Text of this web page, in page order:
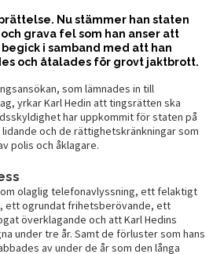
Nu stämmer han staten
grava fel som han anser att
i samband med att han
och åtalades för grovt jaktbrott.
som lämnades in till
yrkar Karl Hedin att tingsrätten ska
har uppkommit för staten på
och de rättighetskränkningar som
polis och åklagare.
om olaglig telefonavlyssning, ett felaktigt
ett ogrundat frihetsberövande, ett
överklagande och att Karl Hedins
under tre år. Samt de förluster som hans
av under de år som den långa